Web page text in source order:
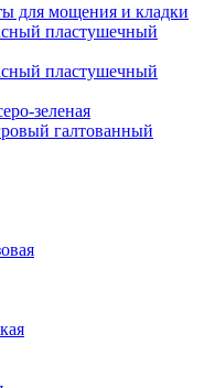
для мощения и кладки
пластушечный
пластушечный
зеленая
галтованный